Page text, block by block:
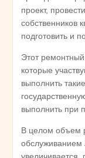
проект,
собственников
подготовить и
Этот
которые
выполнить
выполнить при
В целом объем
обслуживанием
увеличивается,